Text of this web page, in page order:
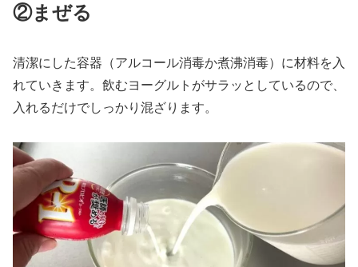
②まぜる
清潔にした容器（アルコール消毒か煮沸消毒）に材料を入
れていきます。飲むヨーグルトがサラッとしているので、
入れるだけでしっかり混ざります。